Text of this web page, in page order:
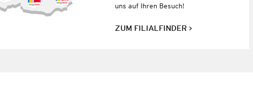
uns auf Ihren Besuch!
ZUM FILIALFINDER